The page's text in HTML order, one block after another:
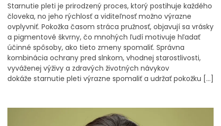
Starnutie pleti je prirodzený proces, ktorý postihuje každého
človeka, no jeho rýchlosť a viditeľnosť možno výrazne
ovplyvniť. Pokožka časom stráca pružnosť, objavují sa vrásky
a pigmentové škvrny, čo mnohých ľudí motivuje hľadať
účinné spôsoby, ako tieto zmeny spomaliť. Správna
kombinácia ochrany pred slnkom, vhodnej starostlivosti,
vyváženej výživy a zdravých životných návykov
dokáže starnutie pleti výrazne spomaliť a udržať pokožku […]